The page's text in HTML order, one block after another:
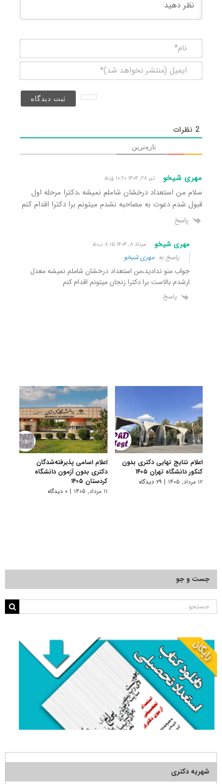
(منتشر
2نظرات
تازه‌ترین
مهری شیخو تیر ۲۸, ۱۴۰۴ ۱۰:۲۰ ق٫ظ
سلام من استعداد درخشان شاملم نمیشه ،دکترا مرحله اول
قبول شدم دعوت به مصاحبه نشدم میتونم برا دکترا اقدام کنم
پاسخ
مهری شیخو مرداد ۸, ۱۴۰۴ ۸:۱۵ ب٫ظ
پاسخ به مهری شیخو
جواب منو ندادید،من استعداد درخشان شاملم نمیشه معدل
ارشدم بالاست برا دکترا زنجان میتونم اقدام کنم
پاسخ
اعلام نتایج نهایی دکتری بدون
کنکور دانشگاه تهران ۱۴۰۵
۱۲ مرداد, ۱۴۰۵ | ۲۹ دیدگاه
اعلام اسامی پذیرفته‌شدگان
دکتری بدون آزمون دانشگاه
کردستان ۱۴۰۵
۱۱ مرداد, ۱۴۰۵ | ۰ دیدگاه
جست و جو
جستجو
شهریه دکتری